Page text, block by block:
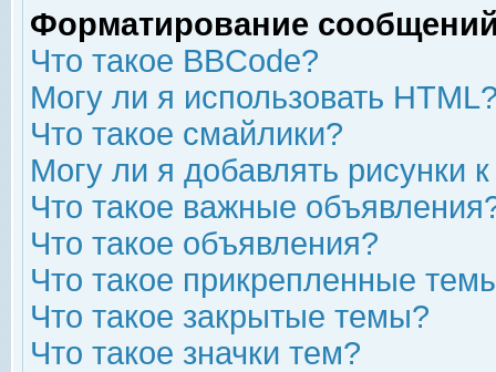
Форматирование
Что такое BBCode?
Могу ли я использовать
Что такое смайлики?
Могу ли я добавлять рисунки
Что такое важные
Что такое объявления?
Что такое прикрепленные
Что такое закрытые темы?
Что такое значки тем?